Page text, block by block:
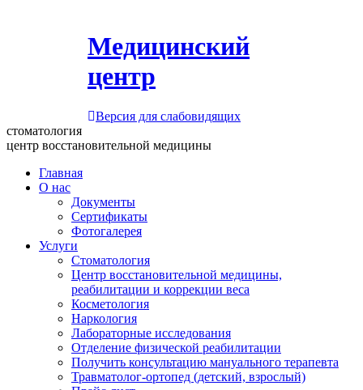
Медицинский
центр
Версия для слабовидящих
стоматология
центр восстановительной медицины
Главная
О нас
Документы
Сертификаты
Фотогалерея
Услуги
Стоматология
Центр восстановительной медицины,
реабилитации и коррекции веса
Косметология
Наркология
Лабораторные исследования
Отделение физической реабилитации
Получить консультацию мануального терапевта
Травматолог-ортопед (детский, взрослый)